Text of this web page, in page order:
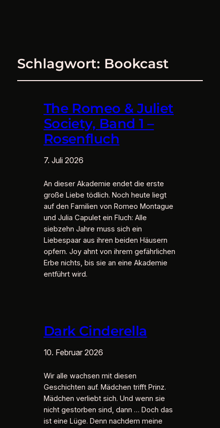
Schlagwort: Bookcast
The Romeo & Juliet
Society, Band 1 –
Rosenfluch
7. Juli 2026
An dieser Akademie endet die erste
große Liebe tödlich. Noch heute liegt
auf den Familien von Romeo Montague
und Julia Capulet ein Fluch: Alle
siebzehn Jahre muss sich ein
Liebespaar aus ihren beiden Häusern
opfern. Joy ahnt von ihrem gefährlichen
Erbe nichts, bis sie an eine Akademie
entführt wird.
Dark Cinderella
10. Februar 2026
Wir alle wachsen mit diesen
Geschichten auf. Mädchen trifft Prinz.
Mädchen verliebt sich. Und wenn sie
nicht gestorben sind, dann … Doch das
ist eine Lüge. Denn nachdem meine